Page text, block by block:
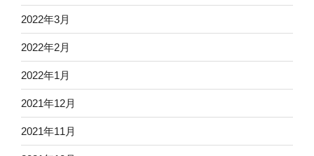
2022年3月
2022年2月
2022年1月
2021年12月
2021年11月